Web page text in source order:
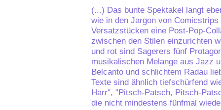
(...) Das bunte Spektakel langt
wie in den Jargon von
Versatzstücken eine Post-Pop-
zwischen den Stilen einzurichten
und rot sind Sagerers fünf
musikalischen Melange aus Jazz
Belcanto und schlichtem Radau
Texte sind ähnlich tiefschürfend
Harr", "Pitsch-Patsch, Pitsch-
die nicht mindestens fünfmal